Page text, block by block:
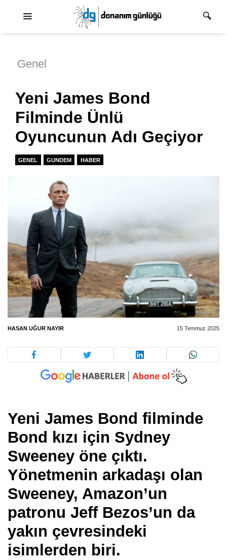
Genel
Yeni James Bond
Filminde Ünlü
Oyuncunun Adı Geçiyor
GENEL GUNDEM HABER
HASAN UĞUR NAYIR 15 Temmuz 2025
Yeni James Bond filminde
Bond kızı için Sydney
Sweeney öne çıktı.
Yönetmenin arkadaşı olan
Sweeney, Amazon’un
patronu Jeff Bezos’un da
yakın çevresindeki
isimlerden biri.